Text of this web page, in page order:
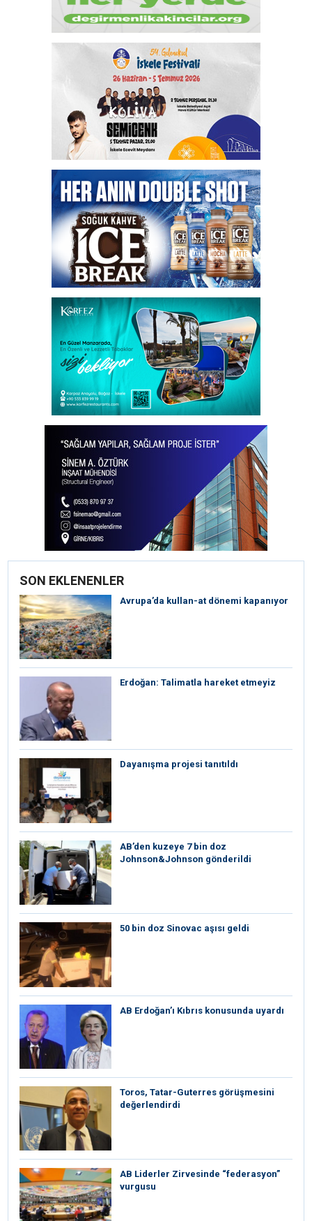
SON EKLENENLER
Avrupa’da kullan-at dönemi kapanıyor
Erdoğan: Talimatla hareket etmeyiz
Dayanışma projesi tanıtıldı
AB’den kuzeye 7 bin doz
Johnson&Johnson gönderildi
50 bin doz Sinovac aşısı geldi
AB Erdoğan’ı Kıbrıs konusunda uyardı
Toros, Tatar-Guterres görüşmesini
değerlendirdi
AB Liderler Zirvesinde “federasyon”
vurgusu